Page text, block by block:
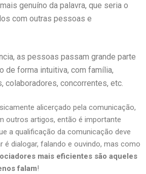
genuíno da palavra, que seria o
com outras pessoas e
as pessoas passam grande parte
de forma intuitiva, com família,
colaboradores, concorrentes, etc.
alicerçado pela comunicação,
outros artigos, então é importante
a qualificação da comunicação deve
é dialogar, falando e ouvindo, mas como
mais eficientes são aqueles
falam!